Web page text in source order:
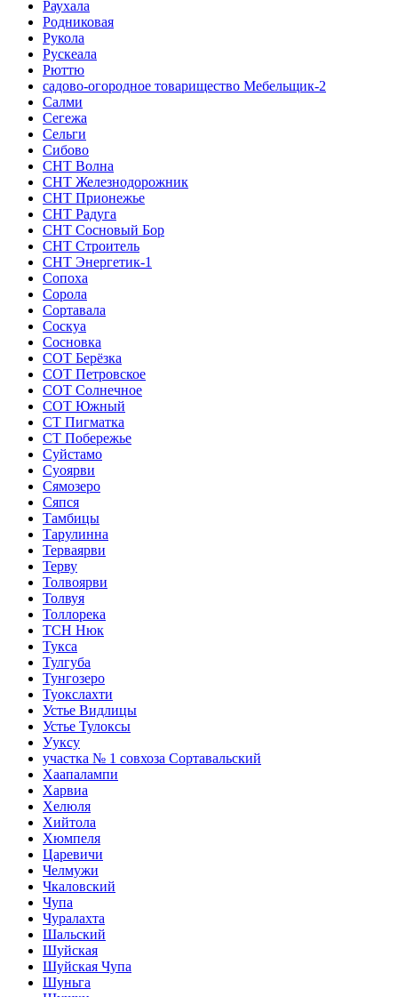
Раухала
Родниковая
Рукола
Рускеала
Рюттю
садово-огородное товарищество Мебельщик-2
Салми
Сегежа
Сельги
Сибово
СНТ Волна
СНТ Железнодорожник
СНТ Прионежье
СНТ Радуга
СНТ Сосновый Бор
СНТ Строитель
СНТ Энергетик-1
Сопоха
Сорола
Сортавала
Соскуа
Сосновка
СОТ Берёзка
СОТ Петровское
СОТ Солнечное
СОТ Южный
СТ Пигматка
СТ Побережье
Суйстамо
Суоярви
Сямозеро
Сяпся
Тамбицы
Тарулинна
Терваярви
Терву
Толвоярви
Толвуя
Толлорека
ТСН Нюк
Тукса
Тулгуба
Тунгозеро
Туокслахти
Устье Видлицы
Устье Тулоксы
Ууксу
участка № 1 совхоза Сортавальский
Хаапалампи
Харвиа
Хелюля
Хийтола
Хюмпеля
Царевичи
Челмужи
Чкаловский
Чупа
Чуралахта
Шальский
Шуйская
Шуйская Чупа
Шуньга